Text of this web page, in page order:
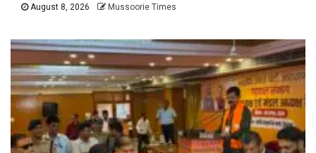
August 8, 2026 Mussoorie Times